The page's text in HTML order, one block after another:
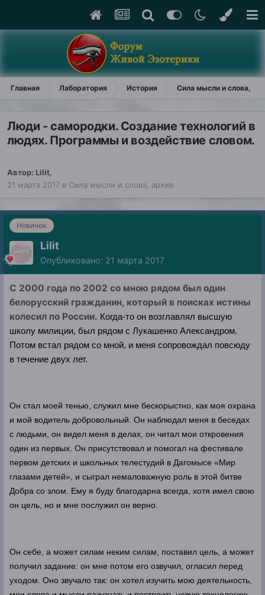
Главная Лаборатория История Сила мысли и слова,
Люди - самородки. Создание технологий в
людях. Программы и воздействие словом.
Автор: Lilit,
21 марта 2017 в Сила мысли и слова, архив
Новичок
Lilit
Опубликовано: 21 марта 2017
С 2000 года по 2002 со мною рядом был один
белорусский гражданин, который в поисках истины
колесил по России. Когда-то он возглавлял высшую
школу милиции, был рядом с Лукашенко Александром.
Потом встал рядом со мной, и меня сопровождал повсюду
в течение двух лет.
Он стал моей тенью, служил мне бескорыстно, как моя охрана
и мой водитель добровольный. Он наблюдал меня в беседах
с людьми, он видел меня в делах, он читал мои откровения
один из первых. Он присутствовал и помогал на фестивале
первом детских и школьных телестудий в Дагомысе «Мир
глазами детей», и сыграл немаловажную роль в этой битве
Добра со злом. Ему я буду благодарна всегда, хотя имел свою
он цель, но и мне послужил он верно.
Он себе, а может силам неким силам, поставил цель, а может
получил задание: он мне потом его озвучил, огласил перед
уходом. Оно звучало так: он хотел изучить мою деятельность,